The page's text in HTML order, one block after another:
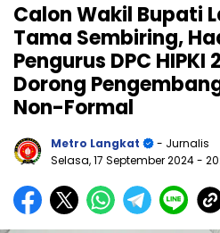
Calon Wakil Bupati
Tama Sembiring,
Pengurus DPC
Dorong
Non-Formal
Metro Langkat
- Jurnalis
Selasa, 17 September 2024-